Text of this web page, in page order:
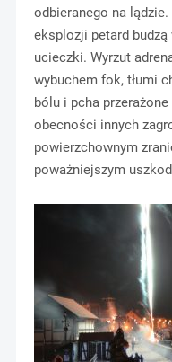
odbieranego na
eksplozji petard
ucieczki. Wyrzut
wybuchem fok, tłumi
bólu i pcha
obecności innych
powierzchownym
poważniejszym